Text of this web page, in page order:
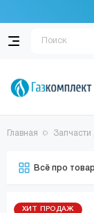
Главная Запчасти
Всё про товар
ХИТ ПРОДАЖ